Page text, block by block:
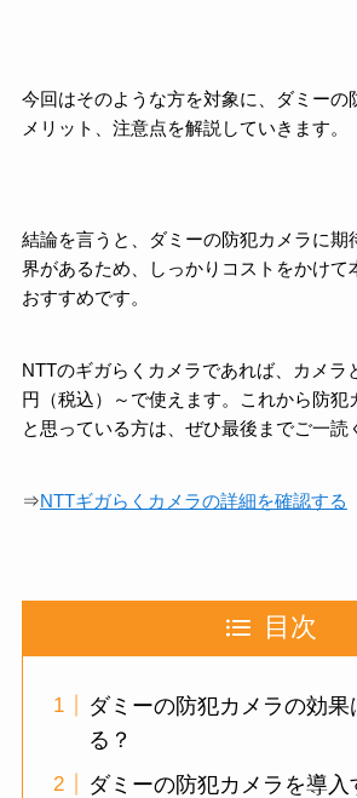
今回はそのような方を対象に、ダミーの
メリット、注意点を解説していきます。
結論を言うと、ダミーの防犯カメラに期
界があるため、しっかりコストをかけて
おすすめです。
NTTのギガらくカメラであれば、カメラ
円（税込）～で使えます。
これから防犯
と思っている方は、ぜひ最後までご一読
⇒NTTギガらくカメラの詳細を確認する
目次
ダミーの防犯カメラの効果
る？
ダミーの防犯カメラを導